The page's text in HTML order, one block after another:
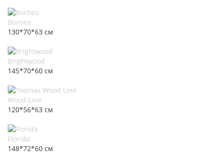
Borneo
130*70*63 см
Brightwood
145*70*60 см
Wood Line
120*56*63 см
Florida
148*72*60 см